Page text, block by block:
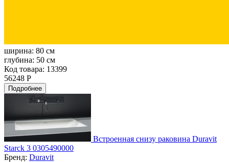
ширина: 80 см
глубина: 50 см
Код товара: 13399
56248 Р
Подробнее
Встроенная снизу раковина Duravit
Starck 3 0305490000
Бренд: Duravit